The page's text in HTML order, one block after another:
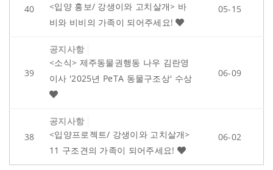
40
<입양 홍보/ 강생이와 고치살개> 바
비와 비비의 가족이 되어주세요!
05-15
39
공지사항
<소식> 제주동물권행동 나우 김란영
이사 '2025년 PeTA 동물구조상' 수상
06-09
38
공지사항
<입양프로젝트/ 강생이와 고치살개>
11 구조견의 가족이 되어주세요!
06-02